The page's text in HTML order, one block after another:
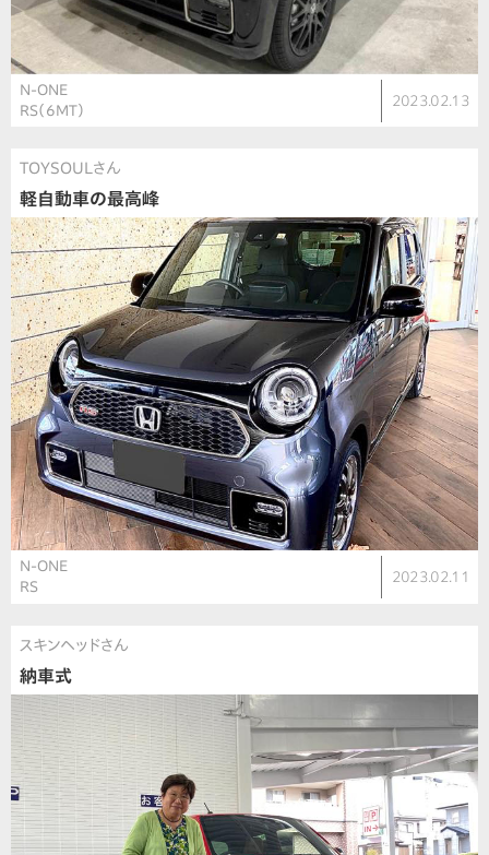
N-ONE
RS（6MT）
2023.02.13
TOYSOULさん
軽自動車の最高峰
N-ONE
RS
2023.02.11
スキンヘッドさん
納車式